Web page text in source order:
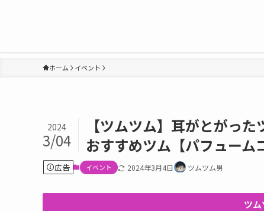
ホーム イベント
【ツムツム】耳がとがっ
おすすめツム【パフューム
2024
3/04
広告 イベント 2024年3月4日 ツムツム男
ツ